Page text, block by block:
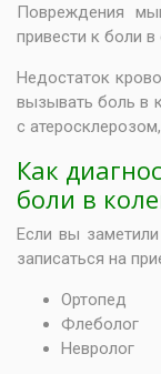
Повреждения
привести к боли
Недостаток
вызывать боль в
с
Как
боли в
Если вы
записаться на
Ортопед
Флеболог
Невролог